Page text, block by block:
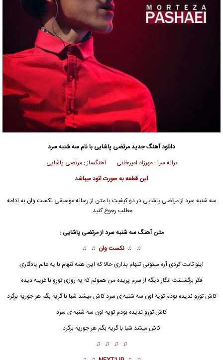
دانلود آهنگ جدیدمرتضی پاشایی با نام سه شنبه سرد
ترانه سرا : مهرزاد امیرخانی آهنگساز : مرتضی پاشایی
این قطعه به صورت اتود میباشد
سه شنبه سرد ازمرتضی پاشایی در دو کیفیت با متن از رسانه موسیقی نکست وان به ادامه
مطلب رجوع کنید.
متن آهنگ سه شنبه سرد ازمرتضی پاشایی :
♫ ♫ نکست وان ♫ ♫
اینو ثابت کردی آره میتونی تنهام بذاری حالا که این همه تنهام با یه عالم یادگاری
فکر برگشتنت انگار دیگه از سرم پریده من همونم که یه روزی تورو با غزیبه دیده
کاش تورو ندیده بودم تویه اون سه شنبهی سرد کاش میشد شبا با گریه بگم هر جوریه برگرد
کاش تورو ندیده بودم تویه اون سه شنبه ی سرد
کاش میشد شبا با گریه بگم هر جوریه برگرد
♫ ♫ ♫ ♫